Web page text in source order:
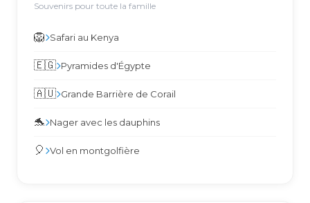
Souvenirs pour toute la famille
🦁 Safari au Kenya
🇪🇬 Pyramides d'Égypte
🇦🇺 Grande Barrière de Corail
🐬 Nager avec les dauphins
🎈 Vol en montgolfière